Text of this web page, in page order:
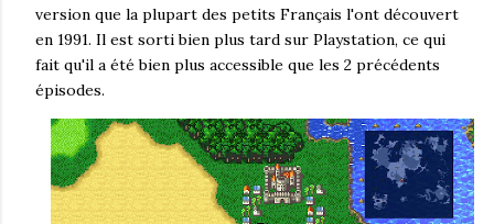
version que la plupart des petits Français l'ont découvert
en 1991. Il est sorti bien plus tard sur Playstation, ce qui
fait qu'il a été bien plus accessible que les 2 précédents
épisodes.